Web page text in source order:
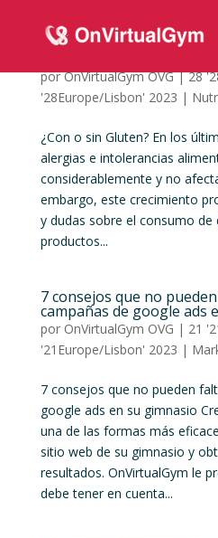
porOnVirtualGym OVG|28
'28Europe/Lisbon' 2023 |
¿Con o sin Gluten? En los
alergias e intolerancias
considerablemente y no
embargo, este crecimiento
y dudas sobre el consumo de
productos...
7 consejos que no
campañas de google ads
por OnVirtualGym OVG | 21
'21Europe/Lisbon' 2023 |
7 consejos que no pueden
google ads en su gimnasio
una de las formas más
sitio web de su gimnasio y
resultados. OnVirtualGym le
debe tener en cuenta...